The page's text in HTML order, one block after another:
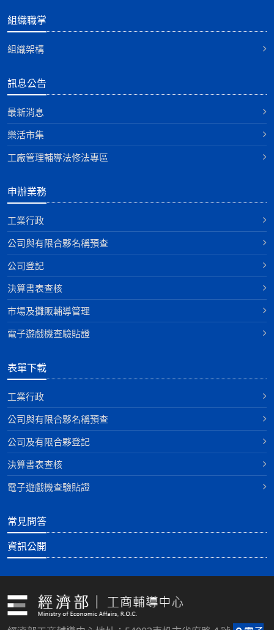
組織職掌
組織架構
訊息公告
最新消息
樂活市集
工廠管理輔導法修法專區
申辦業務
工業行政
公司與有限合夥名稱預查
公司登記
決算書表查核
巿場及攤販輔導管理
電子遊戲機查驗貼證
表單下載
工業行政
公司與有限合夥名稱預查
公司及有限合夥登記
決算書表查核
電子遊戲機查驗貼證
常見問答
資訊公開